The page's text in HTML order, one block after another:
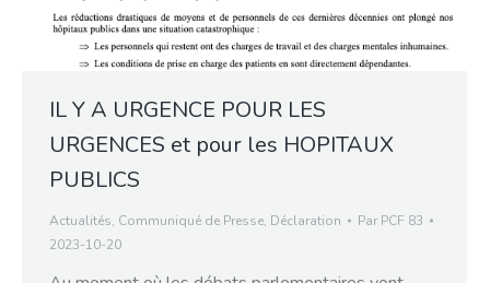
IL Y A URGENCE POUR LES
URGENCES et pour les HOPITAUX
PUBLICS
Actualités, Communiqué de Presse, Déclaration Par PCF 83
2023-10-20